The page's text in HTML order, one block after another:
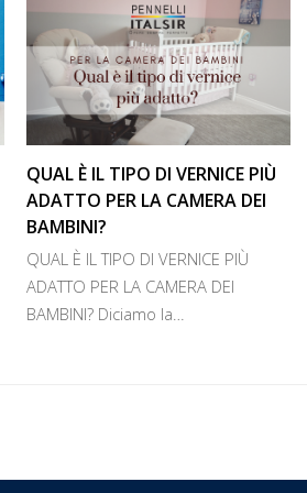
QUAL È IL TIPO DI VERNICE PIÙ
ADATTO PER LA CAMERA DEI
BAMBINI?
QUAL È IL TIPO DI VERNICE PIÙ
ADATTO PER LA CAMERA DEI
BAMBINI? Diciamo la…